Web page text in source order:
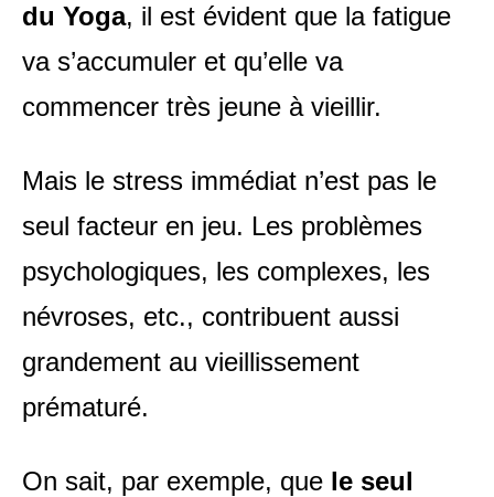
du Yoga, il est évident que la fatigue
va s’accumuler et qu’elle va
commencer très jeune à vieillir.
Mais le stress immédiat n’est pas le
seul facteur en jeu. Les problèmes
psychologiques, les complexes, les
névroses, etc., contribuent aussi
grandement au vieillissement
prématuré.
On sait, par exemple, que le seul